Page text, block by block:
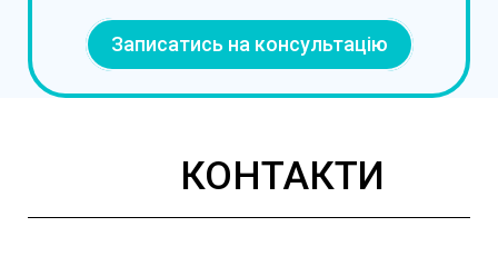
Записатись на консультацію
КОНТАКТИ